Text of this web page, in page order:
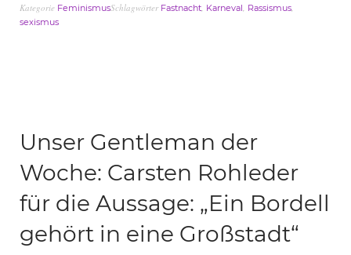
Kategorie FeminismusSchlagwörter Fastnacht Karneval Rassismus
sexismus
Unser Gentleman der
Woche: Carsten Rohleder
für die Aussage: „Ein Bordell
gehört in eine Großstadt“